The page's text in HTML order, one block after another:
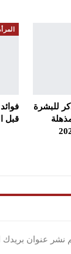
للبشرة
مذهلة
قبل
نشر عنوان بريدك